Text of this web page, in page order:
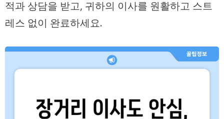
적과 상담을 받고, 귀하의 이사를 원활하고 스트
레스 없이 완료하세요.